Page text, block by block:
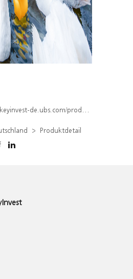
de.ubs.com/produkt/detail/index/isin/DE000WA6E8R5
Produktdetail